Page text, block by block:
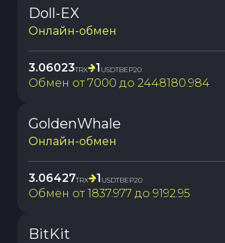
Doll-EX
Онлайн-обмен
3.06023TRX 1 USDTBEP20
Обмен от7000 до 2448180.984
GoldenWhale
Онлайн-обмен
3.06427TRX 1 USDTBEP20
Обмен от1837.977 до 9192.95
BitKit